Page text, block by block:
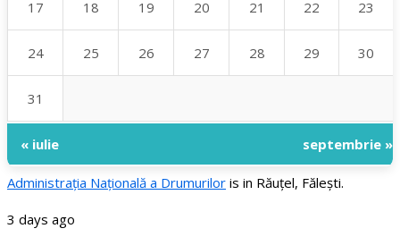
17 18 19 20 21 22 23
24 25 26 27 28 29 30
31
« iulie septembrie »
Administraţia Națională a Drumurilor is in Răuțel, Fălești.
3 days ago